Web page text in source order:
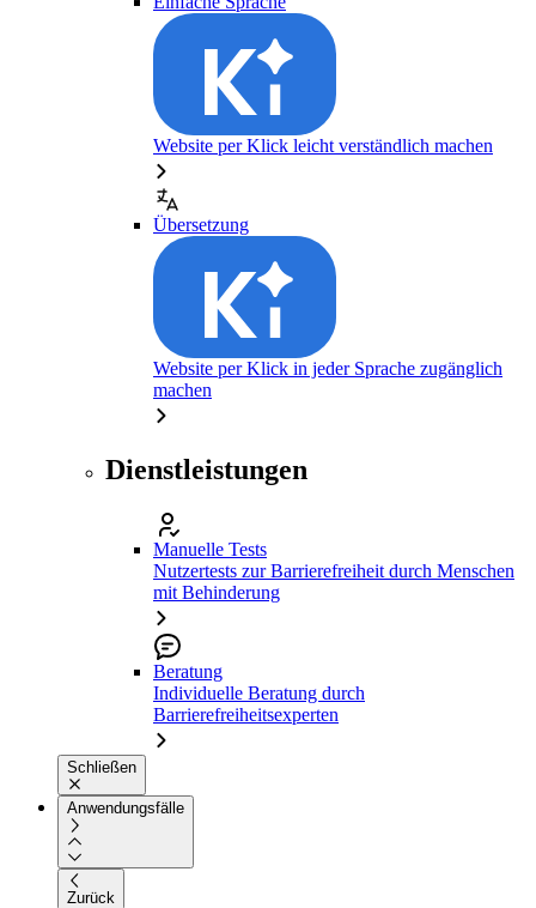
Website per Klick leicht verständlich machen
Übersetzung
Website per Klick in jeder Sprache zugänglich
machen
Dienstleistungen
Manuelle Tests
Nutzertests zur Barrierefreiheit durch Menschen
mit Behinderung
Beratung
Individuelle Beratung durch
Barrierefreiheitsexperten
Schließen
Anwendungsfälle
Zurück